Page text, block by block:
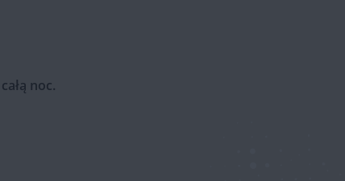
noc.